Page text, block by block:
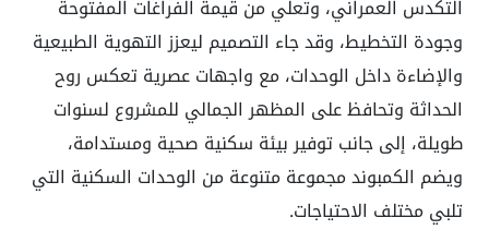
التكدس العمراني، وتعلي من قيمة الفراغات المفتوحة
وجودة التخطيط، وقد جاء التصميم ليعزز التهوية الطبيعية
والإضاءة داخل الوحدات، مع واجهات عصرية تعكس روح
الحداثة وتحافظ على المظهر الجمالي للمشروع لسنوات
طويلة، إلى جانب توفير بيئة سكنية صحية ومستدامة،
ويضم الكمبوند مجموعة متنوعة من الوحدات السكنية التي
تلبي مختلف الاحتياجات.